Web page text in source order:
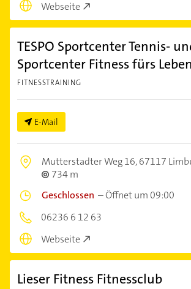
Webseite
TESPO Sportcenter Tennis-
Sportcenter Fitness fürs Leben
FITNESSTRAINING
E-Mail
Mutterstadter Weg 16,67117
734 m
Geschlossen –Öffnet um 09:00
06236 6 12 63
Webseite
Lieser Fitness Fitnessclub